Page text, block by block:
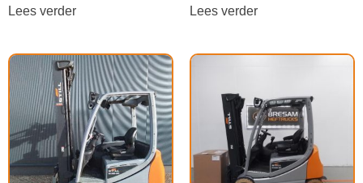
Lees verder Lees verder